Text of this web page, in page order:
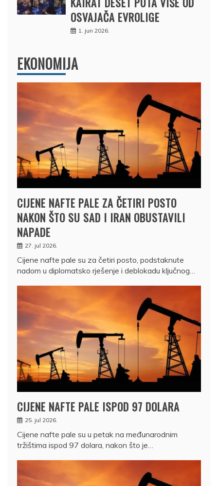
OSVAJAČA EVROLIGE
1. jun 2026.
EKONOMIJA
CIJENE NAFTE PALE ZA ČETIRI POSTO
NAKON ŠTO SU SAD I IRAN OBUSTAVILI
NAPADE
27. jul 2026.
Cijene nafte pale su za četiri posto, podstaknute
nadom u diplomatsko rješenje i deblokadu ključnog…
CIJENE NAFTE PALE ISPOD 97 DOLARA
25. jul 2026.
Cijene nafte pale su u petak na međunarodnim
tržištima ispod 97 dolara, nakon što je…